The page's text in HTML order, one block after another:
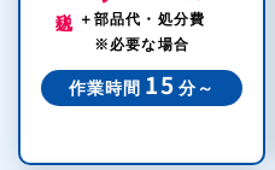
＋部品代・処分費
※必要な場合
作業時間 15 分～